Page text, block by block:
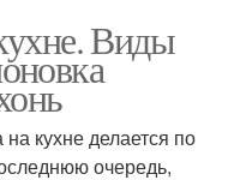
Виды
кухне делается по
очередь,